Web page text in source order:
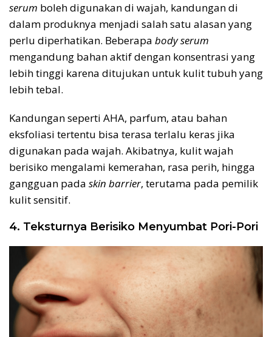
serum boleh digunakan di wajah, kandungan di
dalam produknya menjadi salah satu alasan yang
perlu diperhatikan. Beberapa body serum
mengandung bahan aktif dengan konsentrasi yang
lebih tinggi karena ditujukan untuk kulit tubuh yang
lebih tebal.
Kandungan seperti AHA, parfum, atau bahan
eksfoliasi tertentu bisa terasa terlalu keras jika
digunakan pada wajah. Akibatnya, kulit wajah
berisiko mengalami kemerahan, rasa perih, hingga
gangguan pada skin barrier, terutama pada pemilik
kulit sensitif.
4. Teksturnya Berisiko Menyumbat Pori-Pori